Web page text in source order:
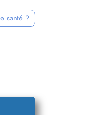
santé ?